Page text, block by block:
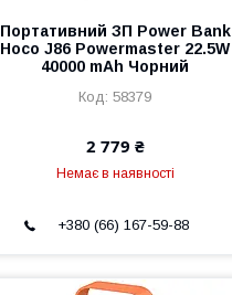
Портативний ЗП Power Bank
Hoco J86 Powermaster 22.5W
40000 mAh Чорний
58379
2 779 ₴
Немає в наявності
+380 (66) 167-59-88